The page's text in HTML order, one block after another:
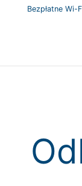
BezpłatneWi-